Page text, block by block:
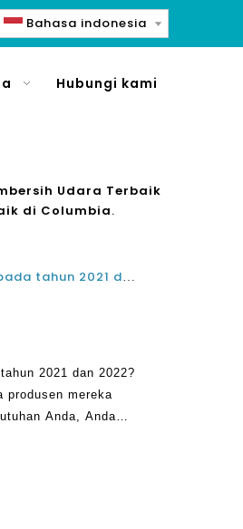
Bahasa indonesia
Hubungi kami
Udara Terbaik
di Columbia.
Apa pemurni udara teratas terbaik di pasar Spanyol pada tahun 2021 dan 2022?
2021 dan 2022?
produsen mereka
Anda, Anda